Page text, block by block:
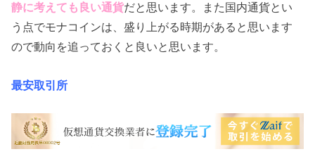
静に考えても良い通貨だと思います。また国内通貨とい
う点でモナコインは、盛り上がる時期があると思います
ので動向を追っておくと良いと思います。
最安取引所